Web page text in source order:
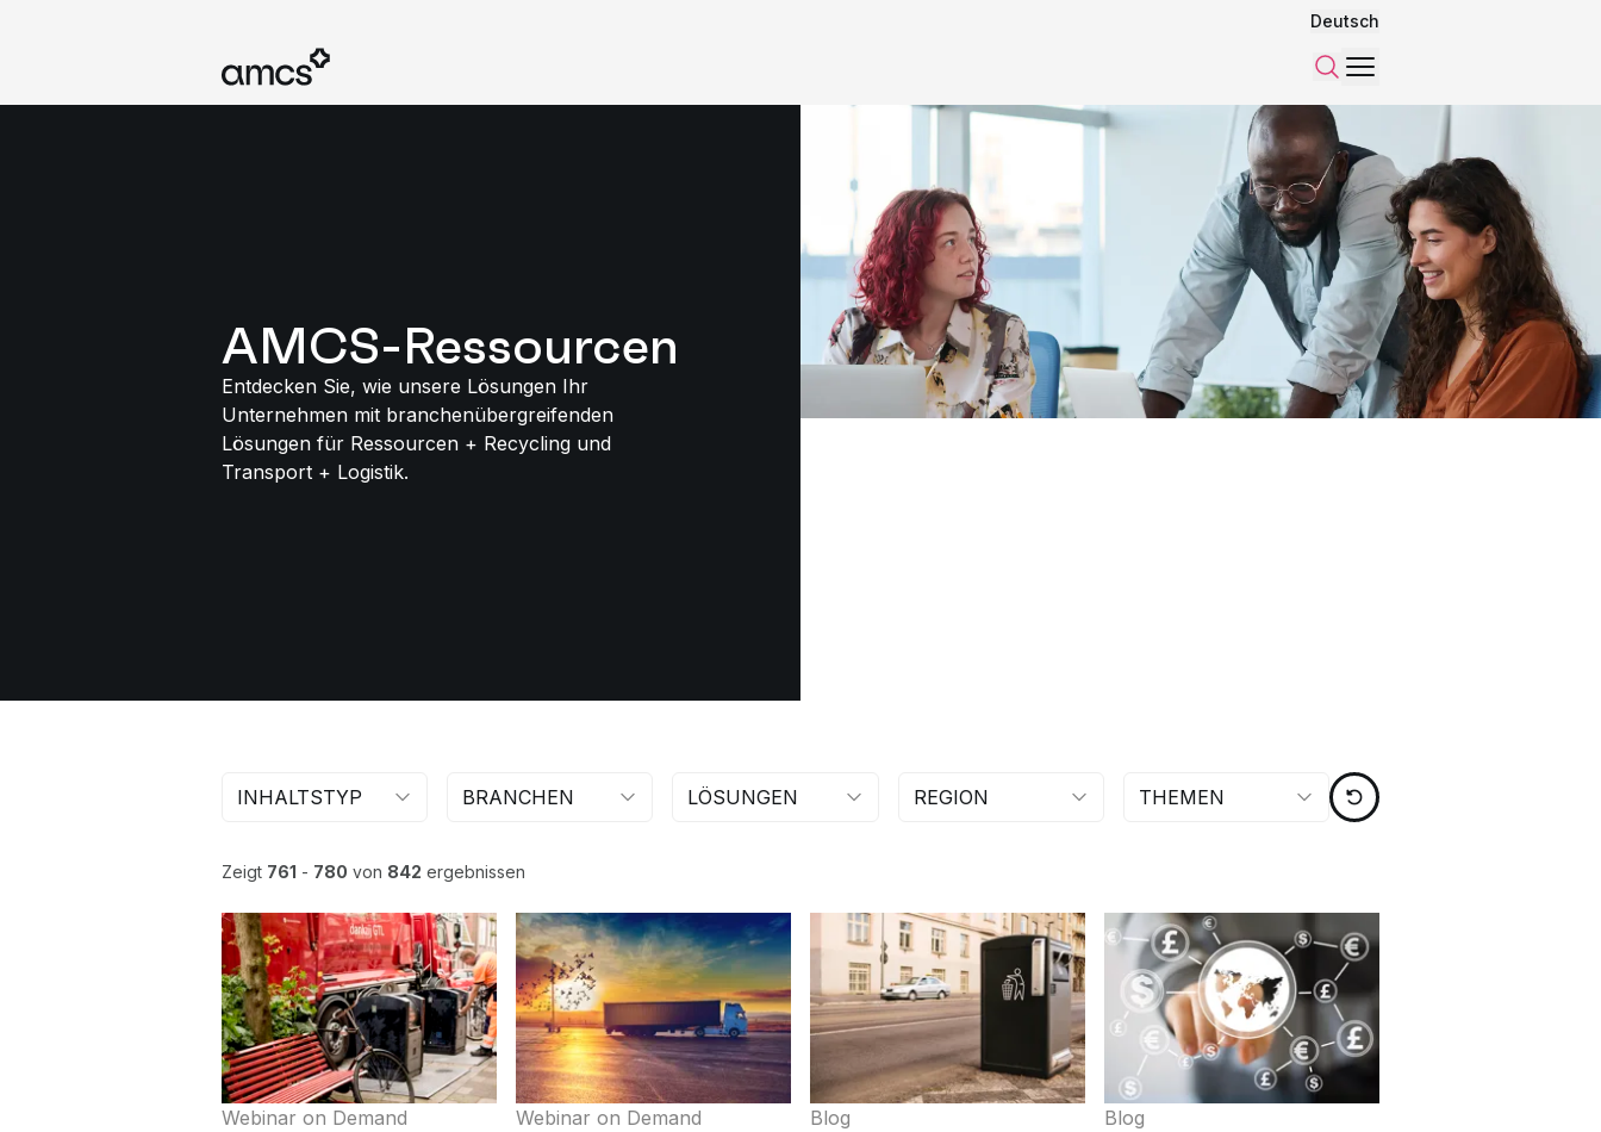
Deutsch
Suchen
Menü
AMCS-Ressourcen
Entdecken Sie, wie unsere Lösungen Ihr
Unternehmen mit branchenübergreifenden
Lösungen für Ressourcen + Recycling und
Transport + Logistik.
INHALTSTYP BRANCHEN LÖSUNGEN REGION THEMEN ZURÜCKSETZEN
Zeigt 761 - 780 von 842 ergebnissen
Webinar on Demand Webinar on Demand Blog Blog